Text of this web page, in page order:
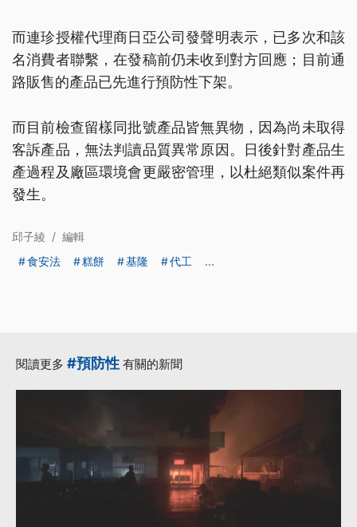
而連珍授權代理商日亞公司發聲明表示，已多次和該
名消費者聯繫，在發稿前仍未收到對方回應；目前通
路販售的產品已先進行預防性下架。
而目前檢查留樣同批號產品皆無異物，因為尚未取得
客訴產品，無法判讀品質異常原因。日後針對產品生
產過程及廠區環境會更嚴密管理，以杜絕類似案件再
發生。
邱子綾 / 編輯
食安法
糕餅 基隆 代工 ...
閱讀更多 #預防性 有關的新聞